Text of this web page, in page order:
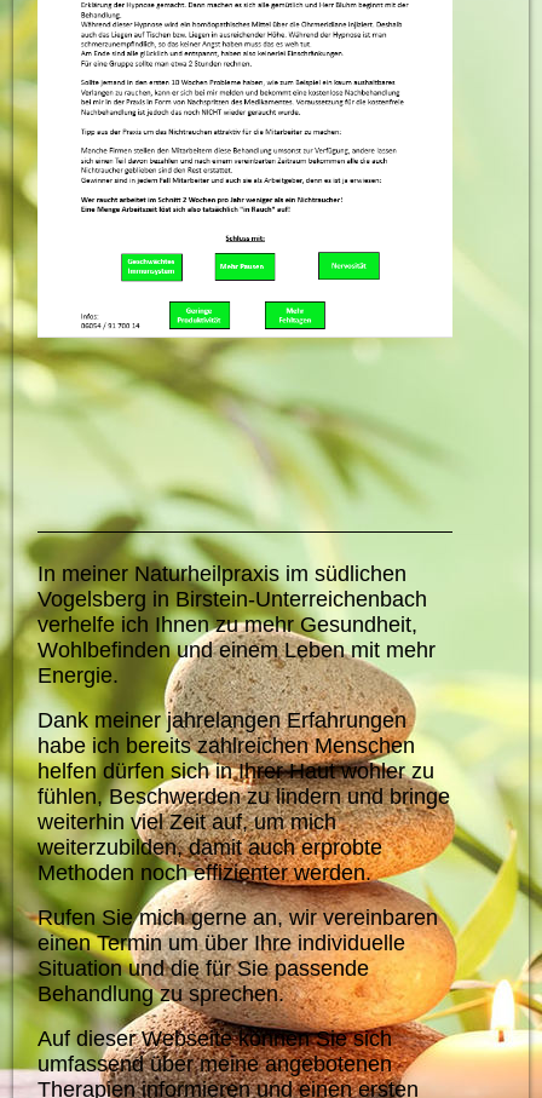
In meiner Naturheilpraxis im südlichen
Vogelsberg in Birstein-Unterreichenbach
verhelfe ich Ihnen zu mehr Gesundheit,
Wohlbefinden und einem Leben mit mehr
Energie.
Dank meiner jahrelangen Erfahrungen
habe ich bereits zahlreichen Menschen
helfen dürfen sich in Ihrer Haut wohler zu
fühlen, Beschwerden zu lindern und bringe
weiterhin viel Zeit auf, um mich
weiterzubilden, damit auch erprobte
Methoden noch effizienter werden.
Rufen Sie mich gerne an, wir vereinbaren
einen Termin um über Ihre individuelle
Situation und die für Sie passende
Behandlung zu sprechen.
Auf dieser Webseite können Sie sich
umfassend über meine angebotenen
Therapien informieren und einen ersten